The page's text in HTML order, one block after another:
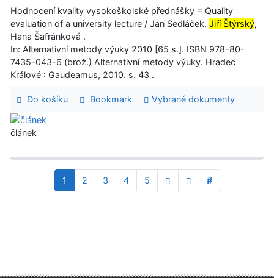
Hodnocení kvality vysokoškolské přednášky = Quality
evaluation of a university lecture / Jan Sedláček, Jiří Štýrský,
Hana Šafránková .
In: Alternativní metody výuky 2010 [65 s.]. ISBN 978-80-
7435-043-6 (brož.) Alternativní metody výuky. Hradec
Králové : Gaudeamus, 2010. s. 43 .
Do košíku Bookmark Vybrané dokumenty
článek
1 2 3 4 5 #